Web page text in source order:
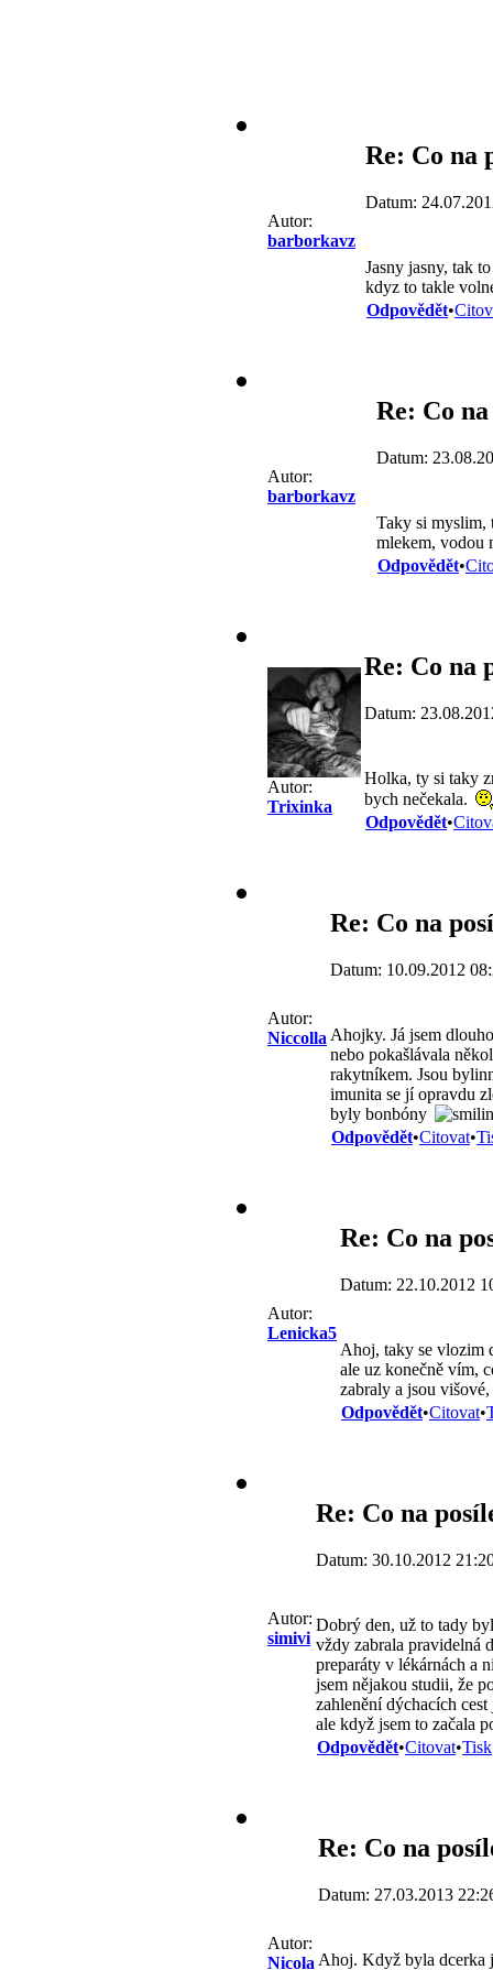
Autor:
barborkavz
Re: Co na
Datum:
Jasny jasny, tak
kdyz to takle
Odpovědět•
Autor:
barborkavz
Re: Co
Datum:
Taky si myslim,
mlekem, vodou
Odpovědět•
Autor:
Trixinka
Re: Co na
Datum:
Holka, ty si taky
bych nečekala.
Odpovědět•
Autor:
Niccolla
Re: Co na
Datum: 10.09.2012
Ahojky. Já jsem
nebo pokašlávala
rakytníkem. Jsou
imunita se jí opravdu
byly bonbóny
Odpovědět•Citovat•
Autor:
Lenicka5
Re: Co na
Datum: 22.10.2012
Ahoj, taky se vlozim
ale uz konečně vím,
zabraly a jsou
Odpovědět•Citovat•
Autor:
simivi
Re: Co na
Datum: 30.10.2012
Dobrý den, už to tady
vždy zabrala pravidelná
preparáty v lékárnách a
jsem nějakou studii, že
zahlenění dýchacích
ale když jsem to začala
Odpovědět•Citovat•Tisk
Autor:
Nicola
Re: Co na
Datum: 27.03.2013
Ahoj. Když byla dcerka